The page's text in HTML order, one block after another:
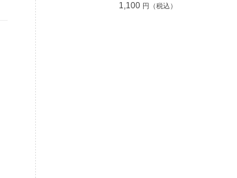
1,100 円（税込）